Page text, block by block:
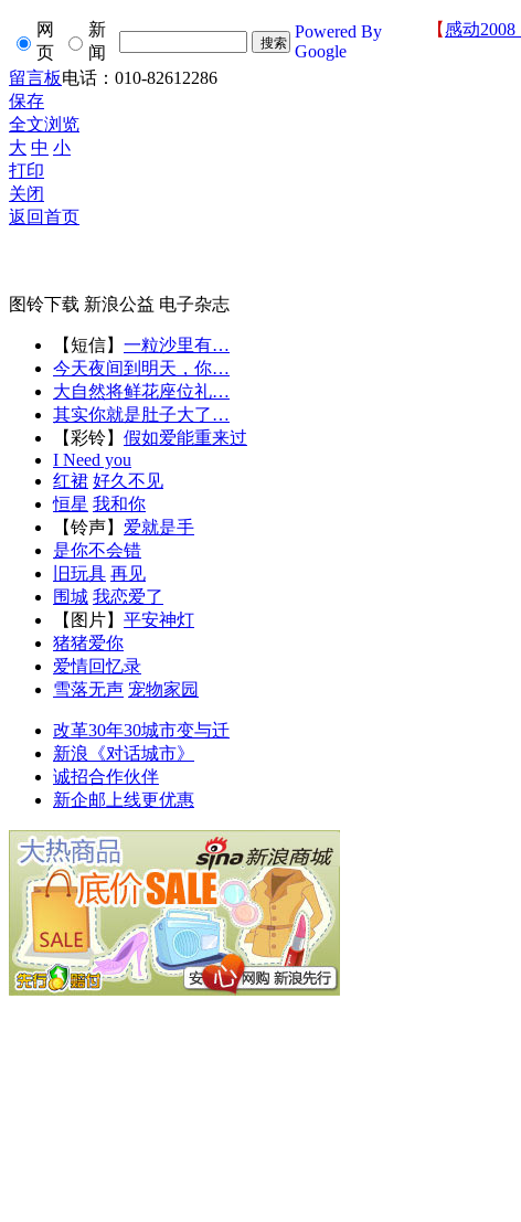
网
页
新
闻
Powered By
Google
【感动
留言板电话：010-82612286
保存
全文浏览
大 中 小
打印
关闭
返回首页
图铃下载 新浪公益 电子杂志
【短信】 一粒沙里有…
今天夜间到明天，你…
大自然将鲜花座位礼…
其实你就是肚子大了…
【彩铃】 假如爱能重来过
I Need you
红裙 好久不见
恒星 我和你
【铃声】 爱就是手
是你不会错
旧玩具 再见
围城 我恋爱了
【图片】 平安神灯
猪猪爱你
爱情回忆录
雪落无声 宠物家园
改革30年30城市变与迁
新浪《对话城市》
诚招合作伙伴
新企邮上线更优惠